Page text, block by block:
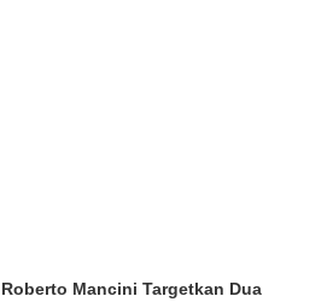
Roberto Mancini Targetkan Dua